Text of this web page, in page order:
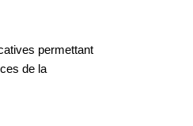
permettant
de la